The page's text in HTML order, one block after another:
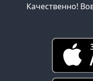
Качественно!